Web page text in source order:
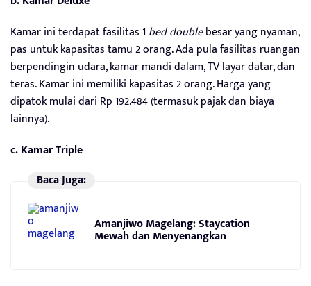
Kamar ini terdapat fasilitas 1 bed doublebesar yang nyaman,
pas untuk kapasitas tamu 2 orang. Ada pula fasilitas ruangan
berpendingin udara, kamar mandi dalam, TV layar datar, dan
teras. Kamar ini memiliki kapasitas 2 orang. Harga yang
dipatok mulai dari Rp 192.484 (termasuk pajak dan biaya
lainnya).
c.Kamar Triple
Baca Juga:
Amanjiwo Magelang: Staycation
Mewah dan Menyenangkan